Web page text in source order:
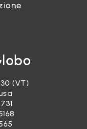
(VT)